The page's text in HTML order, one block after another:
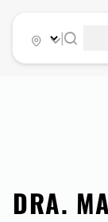
DRA.